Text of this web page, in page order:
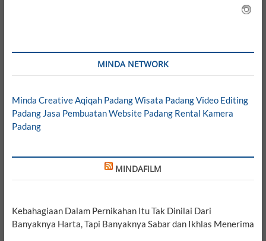
MINDA NETWORK
Minda CreativeAqiqah PadangWisata PadangVideo Editing
Padang Jasa Pembuatan Website Padang Rental Kamera
Padang
MINDAFILM
Kebahagiaan Dalam Pernikahan Itu Tak Dinilai Dari
Banyaknya Harta, Tapi Banyaknya Sabar dan Ikhlas Menerima